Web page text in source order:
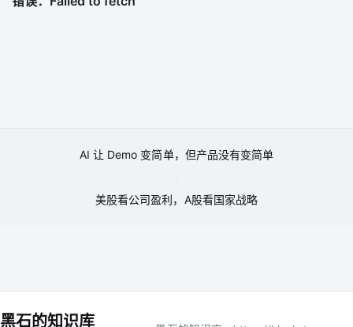
AI 让 Demo 变简单，但产品没有变简单
·
美股看公司盈利，A股看国家战略
黑石的知识库